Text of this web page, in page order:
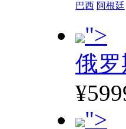
巴西 阿根廷
">
俄
">